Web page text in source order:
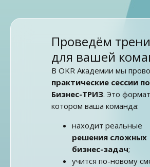
Проведём
для вашей
В OKR Академии мы
практические сессии по
Бизнес-ТРИЗ. Это
котором ваша команда:
находит реальные
решения сложных
бизнес-задач;
учится по-новому